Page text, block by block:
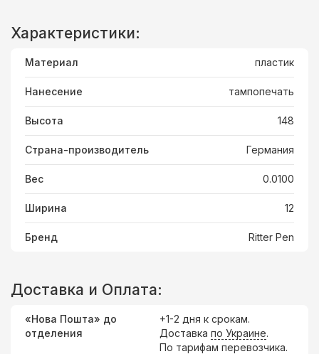
Характеристики:
Материал пластик
Нанесение тампопечать
Высота 148
Страна-производитель Германия
Вес 0.0100
Ширина 12
Бренд Ritter Pen
Доставка и Оплата:
«Нова Пошта» до
отделения
+1-2 дня к срокам.
Доставка по Украине.
По тарифам перевозчика.